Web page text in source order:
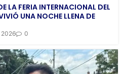
LA FERIA INTERNACIONAL DEL
UNA NOCHE LLENA DE
2026 0